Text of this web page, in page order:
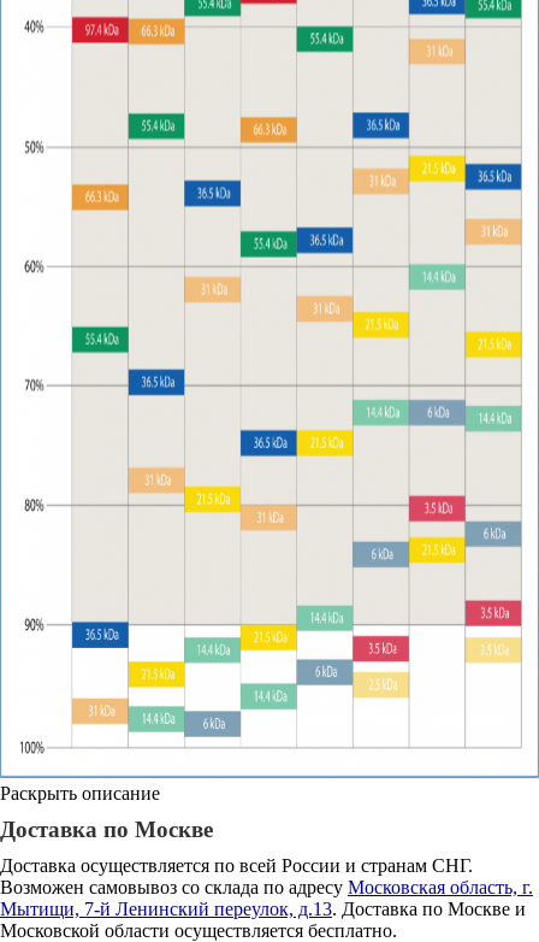
Раскрыть описание
Доставка по Москве
Доставка осуществляется по всей России и странам СНГ.
Возможен самовывоз со склада по адресу Московская область, г.
Мытищи, 7-й Ленинский переулок, д.13. Доставка по Москве и
Московской области осуществляется бесплатно.